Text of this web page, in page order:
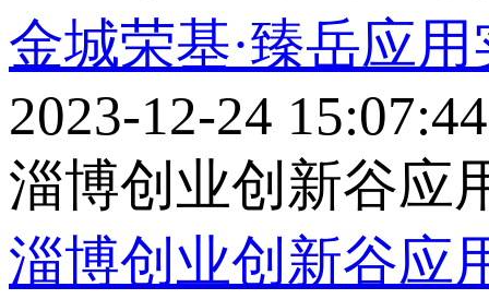
金城荣基·臻岳应用
2023-12-24 15:07:44
淄博创业创新谷应用
淄博创业创新谷应用